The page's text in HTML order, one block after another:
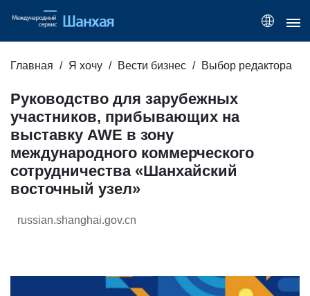
Главная Я хочу Вести бизнес Выбор редактора
Руководство для зарубежных
участников, прибывающих на
выставку AWE в зону
международного коммерческого
сотрудничества «Шанхайский
восточный узел»
russian.shanghai.gov.cn